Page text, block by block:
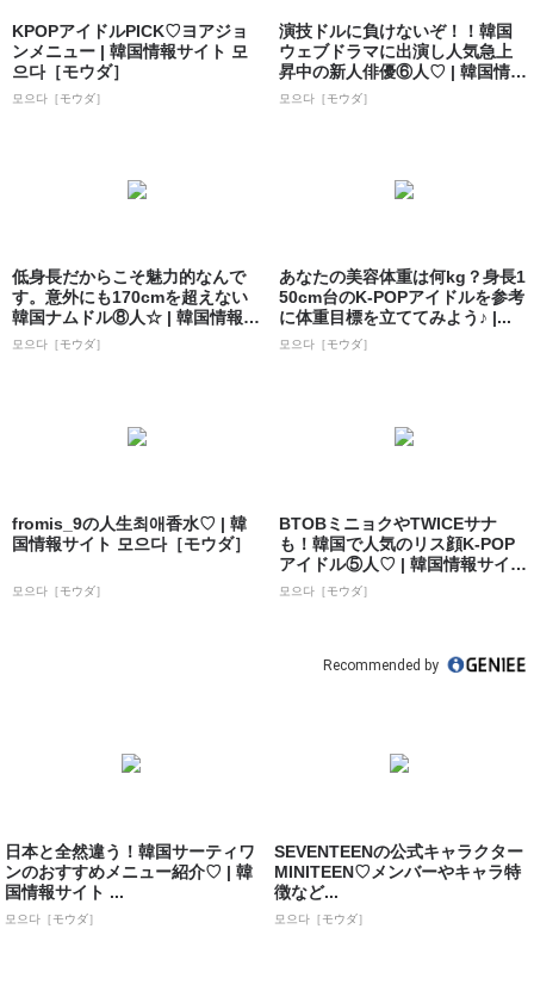
KPOPアイドルPICK♡ヨアジョ
ンメニュー | 韓国情報サイト 모
으다［モウダ］
모으다［モウダ］
演技ドルに負けないぞ！！韓国
ウェブドラマに出演し人気急上
昇中の新人俳優⑥人♡ | 韓国情報
サイト ...
모으다［モウダ］
低身長だからこそ魅力的なんで
す。意外にも170cmを超えない
韓国ナムドル⑧人☆ | 韓国情報サ
イト...
모으다［モウダ］
あなたの美容体重は何kg？身長1
50cm台のK-POPアイドルを参考
に体重目標を立ててみよう♪ |...
모으다［モウダ］
fromis_9の人生최애香水♡ | 韓
国情報サイト 모으다［モウダ］
모으다［モウダ］
BTOBミニョクやTWICEサナ
も！韓国で人気のリス顔K-POP
アイドル⑤人♡ | 韓国情報サイ
ト...
모으다［モウダ］
Recommended by
日本と全然違う！韓国サーティワ
ンのおすすめメニュー紹介♡ | 韓
国情報サイト ...
모으다［モウダ］
SEVENTEENの公式キャラクター
MINITEEN♡メンバーやキャラ特
徴など...
모으다［モウダ］